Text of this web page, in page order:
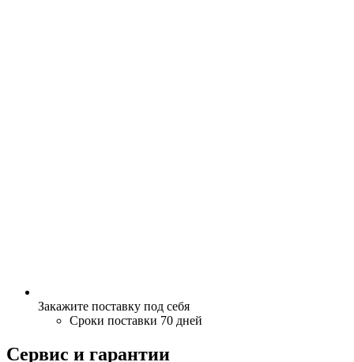
Закажите поставку под себя
Сроки поставки 70 дней
Сервис и гарантии